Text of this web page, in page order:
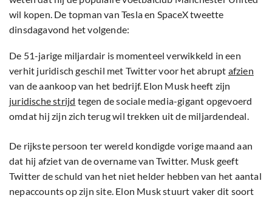
wil kopen. De topman van Tesla en SpaceX tweette
dinsdagavond het volgende:
De 51-jarige miljardair is momenteel verwikkeld in een
verhit juridisch geschil met Twitter voor het abrupt afzien
van de aankoop van het bedrijf. Elon Musk heeft zijn
juridische strijd tegen de sociale media-gigant opgevoerd
omdat hij zijn zich terug wil trekken uit de miljardendeal.
De rijkste persoon ter wereld kondigde vorige maand aan
dat hij afziet van de overname van Twitter. Musk geeft
Twitter de schuld van het niet helder hebben van het aantal
nepaccounts op zijn site. Elon Musk stuurt vaker dit soort